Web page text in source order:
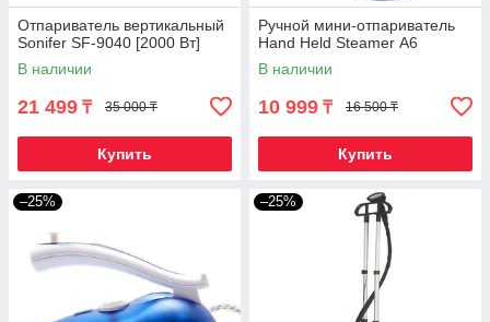
Отпариватель вертикальный
Sonifer SF-9040 [2000 Вт]
В наличии
21 499 ₸ 35 000 ₸
Купить
Ручной мини-отпариватель
Hand Held Steamer А6
В наличии
10 999 ₸ 16 500 ₸
Купить
–25% –25%